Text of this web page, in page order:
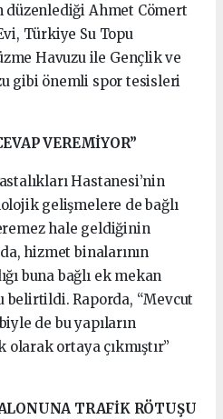
düzenlediği Ahmet Cömert
Türkiye Su Topu
Havuzu ile Gençlik ve
gibi önemli spor tesisleri
VEREMİYOR”
Hastanesi’nin
gelişmelere de bağlı
hale geldiğinin
hizmet binalarının
buna bağlı ek mekan
Raporda, “Mevcut
de bu yapıların
ortaya çıkmıştır”
TRAFİK RÖTUŞU